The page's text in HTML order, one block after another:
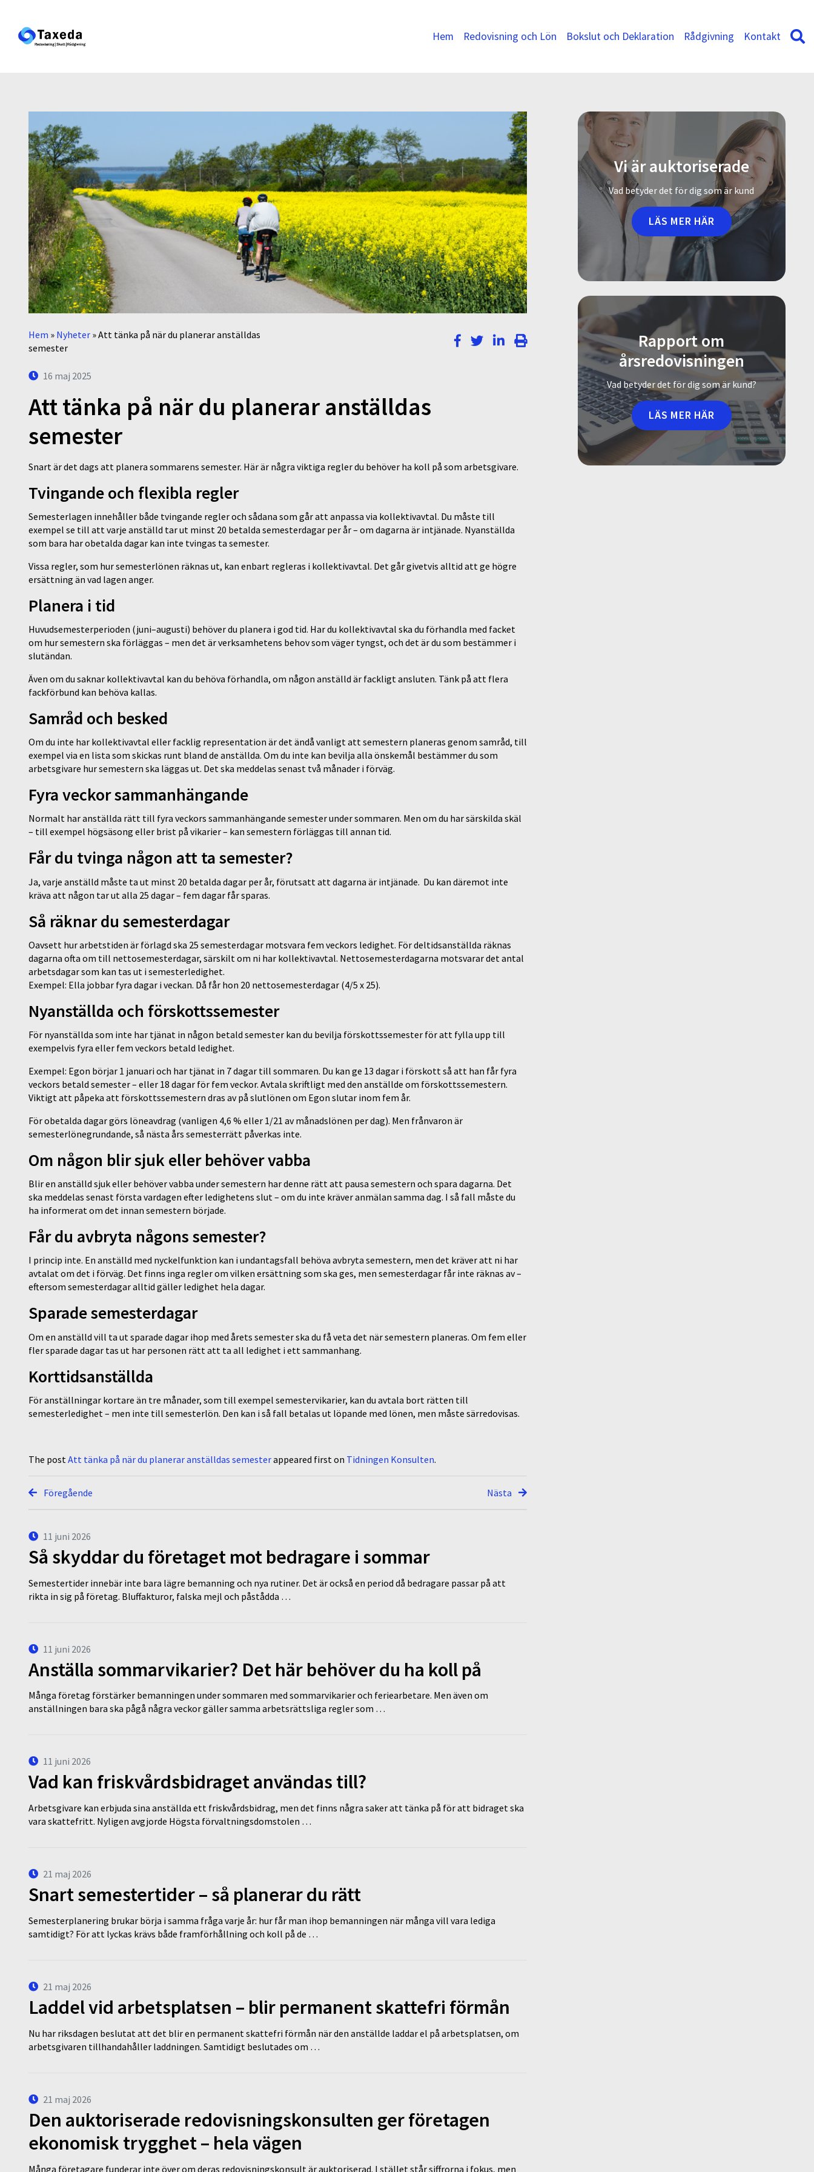
Hem Redovisning och Lön Bokslut och Deklaration Rådgivning Kontakt
Hem » Nyheter »Att tänka på när du planerar anställdas
semester
16 maj 2025
Att tänka på när du planerar anställdas
semester
Snart är det dags att planera sommarens semester. Här är några viktiga regler du behöver ha koll på som arbetsgivare.
Tvingande och flexibla regler
Semesterlagen innehåller både tvingande regler och sådana som går att anpassa via kollektivavtal. Du måste till
exempel se till att varje anställd tar ut minst 20 betalda semesterdagar per år – om dagarna är intjänade. Nyanställda
som bara har obetalda dagar kan inte tvingas ta semester.
Vissa regler, som hur semesterlönen räknas ut, kan enbart regleras i kollektivavtal. Det går givetvis alltid att ge högre
ersättning än vad lagen anger.
Planera i tid
Huvudsemesterperioden (juni–augusti) behöver du planera i god tid. Har du kollektivavtal ska du förhandla med facket
om hur semestern ska förläggas – men det är verksamhetens behov som väger tyngst, och det är du som bestämmer i
slutändan.
Även om du saknar kollektivavtal kan du behöva förhandla, om någon anställd är fackligt ansluten. Tänk på att flera
fackförbund kan behöva kallas.
Samråd och besked
Om du inte har kollektivavtal eller facklig representation är det ändå vanligt att semestern planeras genom samråd, till
exempel via en lista som skickas runt bland de anställda. Om du inte kan bevilja alla önskemål bestämmer du som
arbetsgivare hur semestern ska läggas ut. Det ska meddelas senast två månader i förväg.
Fyra veckor sammanhängande
Normalt har anställda rätt till fyra veckors sammanhängande semester under sommaren. Men om du har särskilda skäl
– till exempel högsäsong eller brist på vikarier – kan semestern förläggas till annan tid.
Får du tvinga någon att ta semester?
Ja, varje anställd måste ta ut minst 20 betalda dagar per år, förutsatt att dagarna är intjänade. Du kan däremot inte
kräva att någon tar ut alla 25 dagar – fem dagar får sparas.
Så räknar du semesterdagar
Oavsett hur arbetstiden är förlagd ska 25 semesterdagar motsvara fem veckors ledighet. För deltidsanställda räknas
dagarna ofta om till nettosemesterdagar, särskilt om ni har kollektivavtal. Nettosemesterdagarna motsvarar det antal
arbetsdagar som kan tas ut i semesterledighet.
Exempel: Ella jobbar fyra dagar i veckan. Då får hon 20 nettosemesterdagar (4/5 x 25).
Nyanställda och förskottssemester
För nyanställda som inte har tjänat in någon betald semester kan du bevilja förskottssemester för att fylla upp till
exempelvis fyra eller fem veckors betald ledighet.
Exempel: Egon börjar 1 januari och har tjänat in 7 dagar till sommaren. Du kan ge 13 dagar i förskott så att han får fyra
veckors betald semester – eller 18 dagar för fem veckor. Avtala skriftligt med den anställde om förskottssemestern.
Viktigt att påpeka att förskottssemestern dras av på slutlönen om Egon slutar inom fem år.
För obetalda dagar görs löneavdrag (vanligen 4,6 % eller 1/21 av månadslönen per dag). Men frånvaron är
semesterlönegrundande, så nästa års semesterrätt påverkas inte.
Om någon blir sjuk eller behöver vabba
Blir en anställd sjuk eller behöver vabba under semestern har denne rätt att pausa semestern och spara dagarna. Det
ska meddelas senast första vardagen efter ledighetens slut – om du inte kräver anmälan samma dag. I så fall måste du
ha informerat om det innan semestern började.
Får du avbryta någons semester?
I princip inte. En anställd med nyckelfunktion kan i undantagsfall behöva avbryta semestern, men det kräver att ni har
avtalat om det i förväg. Det finns inga regler om vilken ersättning som ska ges, men semesterdagar får inte räknas av –
eftersom semesterdagar alltid gäller ledighet hela dagar.
Sparade semesterdagar
Om en anställd vill ta ut sparade dagar ihop med årets semester ska du få veta det när semestern planeras. Om fem eller
fler sparade dagar tas ut har personen rätt att ta all ledighet i ett sammanhang.
Korttidsanställda
För anställningar kortare än tre månader, som till exempel semestervikarier, kan du avtala bort rätten till
semesterledighet – men inte till semesterlön. Den kan i så fall betalas ut löpande med lönen, men måste särredovisas.
The post Att tänka på när du planerar anställdas semesterappeared first on Tidningen Konsulten.
Föregående Nästa
11 juni 2026
Så skyddar du företaget mot bedragare i sommar
Semestertider innebär inte bara lägre bemanning och nya rutiner. Det är också en period då bedragare passar på att
rikta in sig på företag. Bluffakturor, falska mejl och påstådda …
11 juni 2026
Anställa sommarvikarier? Det här behöver du ha koll på
Många företag förstärker bemanningen under sommaren med sommarvikarier och feriearbetare. Men även om
anställningen bara ska pågå några veckor gäller samma arbetsrättsliga regler som …
11 juni 2026
Vad kan friskvårdsbidraget användas till?
Arbetsgivare kan erbjuda sina anställda ett friskvårdsbidrag, men det finns några saker att tänka på för att bidraget ska
vara skattefritt. Nyligen avgjorde Högsta förvaltningsdomstolen …
21 maj 2026
Snart semestertider – så planerar du rätt
Semesterplanering brukar börja i samma fråga varje år: hur får man ihop bemanningen när många vill vara lediga
samtidigt? För att lyckas krävs både framförhållning och koll på de …
21 maj 2026
Laddel vid arbetsplatsen – blir permanent skattefri förmån
Nu har riksdagen beslutat att det blir en permanent skattefri förmån när den anställde laddar el på arbetsplatsen, om
arbetsgivaren tillhandahåller laddningen. Samtidigt beslutades om …
21 maj 2026
Den auktoriserade redovisningskonsulten ger företagen
ekonomisk trygghet – hela vägen
Många företagare funderar inte över om deras redovisningskonsult är auktoriserad. I stället står siffrorna i fokus, men
Vi är auktoriserade
Vad betyder det för dig som är kund
LÄS MER HÄR
Rapport om
årsredovisningen
Vad betyder det för dig som är kund?
LÄS MER HÄR